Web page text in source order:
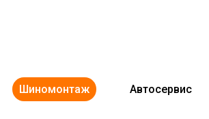
Шиномонтаж Автосервис